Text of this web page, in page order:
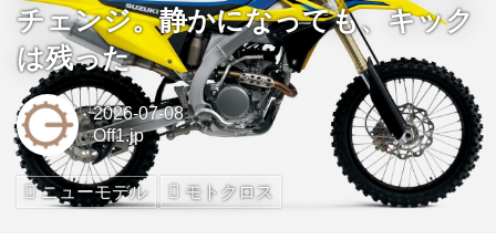
チェンジ。静かになっても、キック
は残った
2026-07-08
Off1.jp
ニューモデル モトクロス